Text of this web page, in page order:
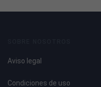
Aviso legal
Condiciones de uso